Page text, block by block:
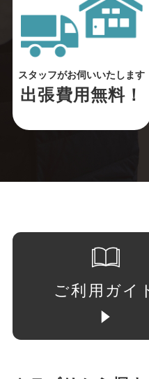
スタッフがお伺いいたします
出張費用無料！
ご利用ガイ